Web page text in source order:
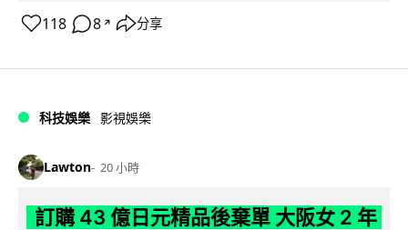
118 8 ↗ 分享
科技娛樂 影視娛樂
Lawton 20 小時
訂購 43 億日元精品後棄單 大阪女 2 年